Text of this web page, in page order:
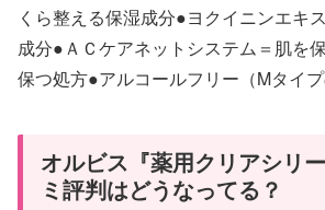
くら整える保湿成分●ヨクイニンエキ
成分●ＡＣケアネットシステム＝肌を
保つ処方●アルコールフリー（Mタイ
オルビス『薬用クリアシリ
ミ評判はどうなってる？